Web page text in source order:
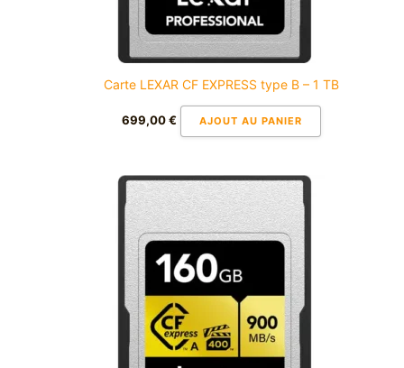
Carte LEXAR CF EXPRESS type B – 1 TB
699,00€ AJOUT AU PANIER